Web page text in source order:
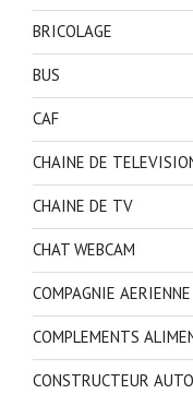
BRICOLAGE
BUS
CAF
CHAINE DE
CHAINE DE TV
CHAT WEBCAM
COMPAGNIE AERIENNE
COMPLEMENTS
CONSTRUCTEUR